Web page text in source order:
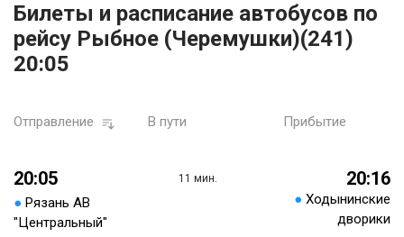
Билеты и расписание автобусов по
рейсу Рыбное (Черемушки)(241)
20:05
Отправление В пути Прибытие
20:05
● Рязань АВ
"Центральный"
11 мин. 20:16
● Ходынинские
дворики